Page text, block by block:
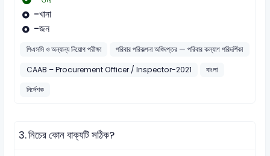
-খানা
-জন
পিএসসি ও অন্যান্য নিয়োগ পরীক্ষা
পরিবার পরিকল্পনা অধিদপ্তর — পরিবার কল্যাণ পরিদর্শিকা
CAAB – Procurement Officer / Inspector-2021
বাংলা
নির্দেশক
3.নিচের কোন বাক্যটি সঠিক?